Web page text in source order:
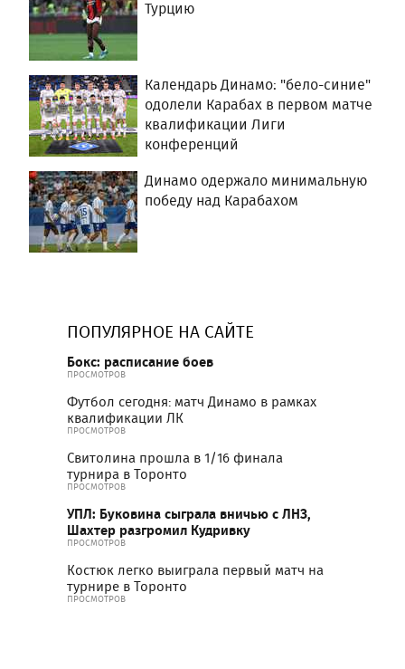
Турцию
Календарь Динамо: "бело-синие"
одолели Карабах в первом матче
квалификации Лиги
конференций
Динамо одержало минимальную
победу над Карабахом
ПОПУЛЯРНОЕ НА САЙТЕ
Бокс: расписание боев
ПРОСМОТРОВ
Футбол сегодня: матч Динамо в рамках
квалификации ЛК
ПРОСМОТРОВ
Свитолина прошла в 1/16 финала
турнира в Торонто
ПРОСМОТРОВ
УПЛ: Буковина сыграла вничью с ЛНЗ,
Шахтер разгромил Кудривку
ПРОСМОТРОВ
Костюк легко выиграла первый матч на
турнире в Торонто
ПРОСМОТРОВ